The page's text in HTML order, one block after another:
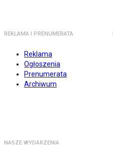
REKLAMA I PRENUMERATA
Reklama
Ogłoszenia
Prenumerata
Archiwum
NASZE WYDARZENIA